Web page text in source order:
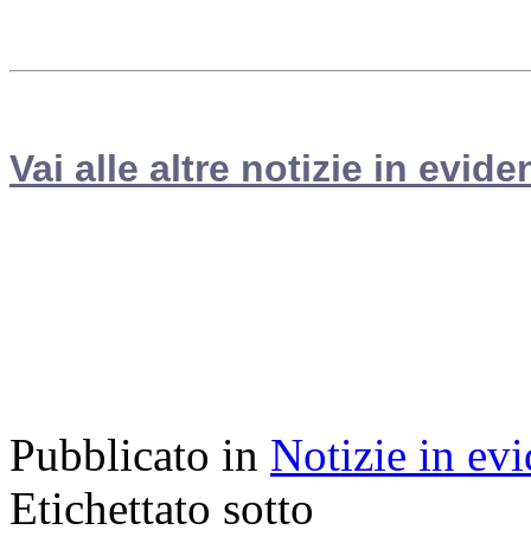
Vai alle altre notizie in
Pubblicato in Notizie in
Etichettato sotto